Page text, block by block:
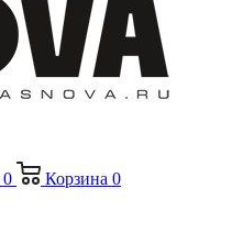
0 Корзина 0